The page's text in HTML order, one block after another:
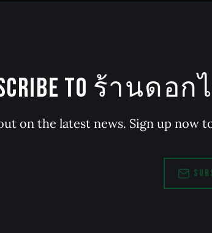
TO ร้านดอกไม้
on the latest news. Sign up now